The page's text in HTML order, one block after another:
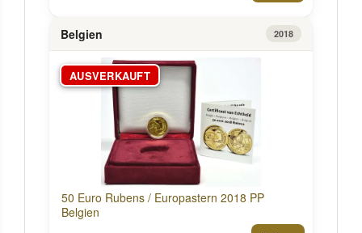
Belgien 2018
AUSVERKAUFT
50 Euro Rubens / Europastern 2018 PP
Belgien